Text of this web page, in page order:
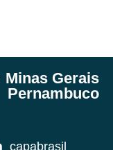
Minas Gerais
Pernambuco
capabrasil